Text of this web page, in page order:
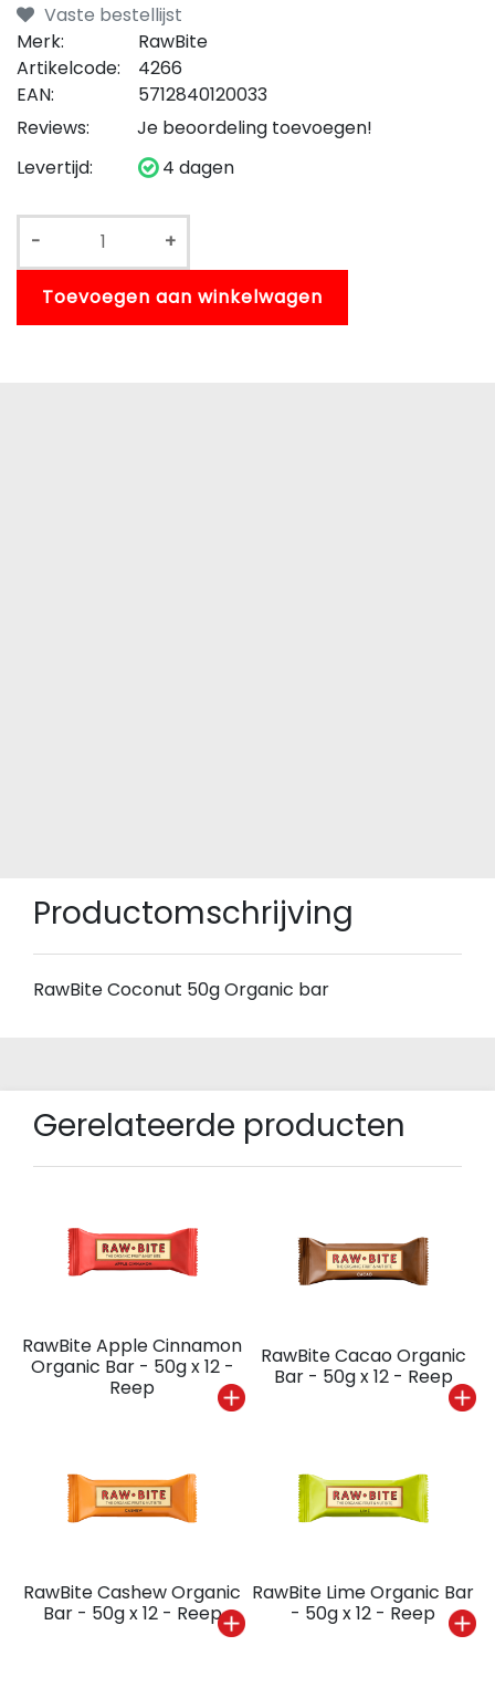
Vaste bestellijst
Merk:
RawBite
Artikelcode:
4266
EAN:
5712840120033
Reviews:
Je beoordeling toevoegen!
Levertijd:
4 dagen
- +
Toevoegen aan winkelwagen
Productomschrijving
RawBite Coconut 50g Organic bar
Gerelateerde producten
RawBite Apple Cinnamon
Organic Bar - 50g x 12 -
Reep
RawBite Cacao Organic
Bar - 50g x 12 - Reep
RawBite Cashew Organic
Bar - 50g x 12 - Reep
RawBite Lime Organic Bar
- 50g x 12 - Reep